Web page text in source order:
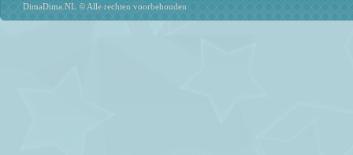
DimaDima.NL © Alle rechten voorbehouden